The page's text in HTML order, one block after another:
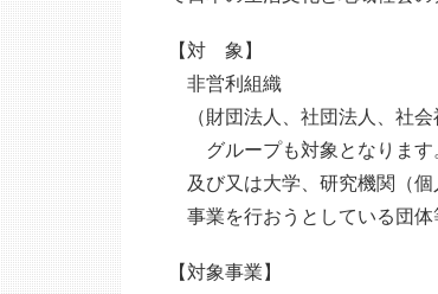
【対 象】
非営利組織
（財団法人、社団法人、社会
グループも対象となります
及び又は大学、研究機関（個
事業を行おうとしている団体
【対象事業】